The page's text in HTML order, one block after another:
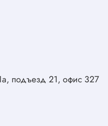
подъезд 21, офис 327